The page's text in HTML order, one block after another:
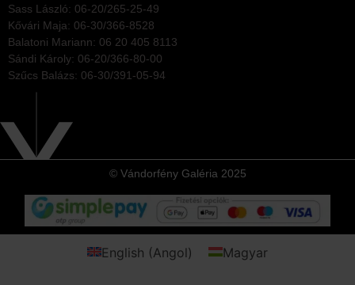
Sass László: 06-20/265-25-49
Kővári Maja: 06-30/366-8528
Balatoni Mariann: 06 20 405 8113
Sándi Károly: 06-20/366-80-00
Szűcs Balázs: 06-30/391-05-94
© Vándorfény Galéria 2025
English (Angol) Magyar